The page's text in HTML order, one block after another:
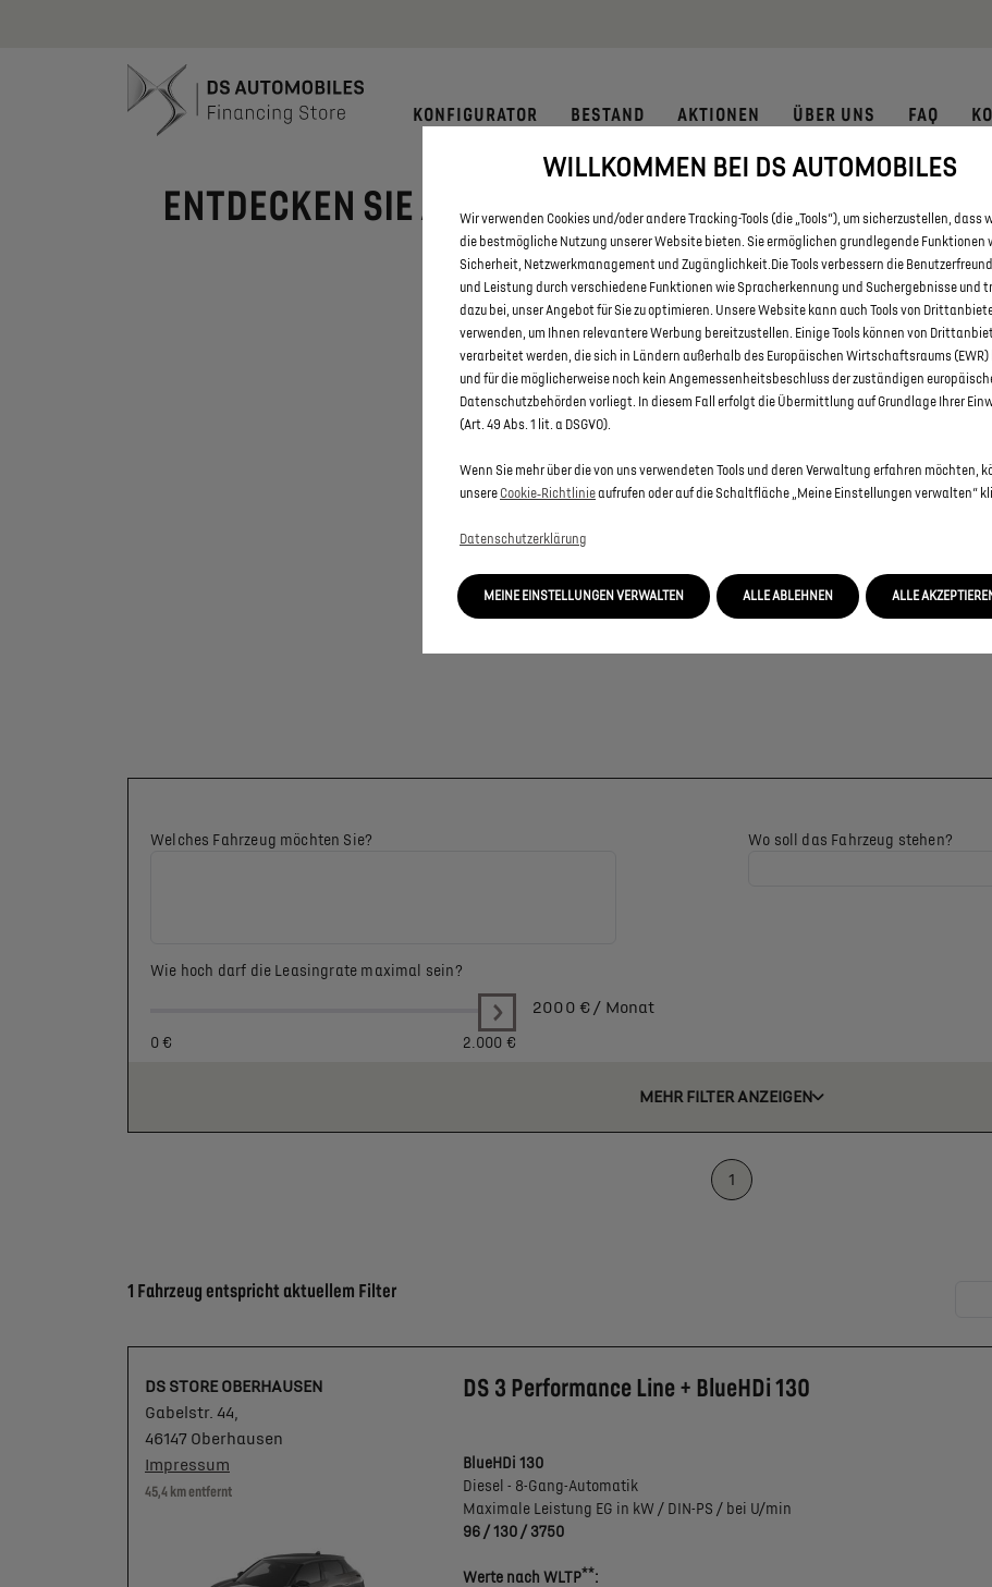
KONFIGURATOR BESTAND AKTIONEN ÜBER UNS FAQ
ENTDECKEN SIE ALLE DS 3 UND DS 3 CROSSBACK
DORTMUND
Welches Fahrzeug möchten Sie? Wo soll das Fahrzeug stehen?
Wie hoch darf die Leasingrate maximal sein?
0 € 2.000 €
2000 € / Monat
MEHR FILTER ANZEIGEN
1
Suchergebnisse
1 Fahrzeug entspricht aktuellem Filter
45,4 km entfernt
DS STORE OBERHAUSEN
Gabelstr. 44,
46147 Oberhausen
Impressum
DS 3 Performance Line + BlueHDi 130
BlueHDi 130
Diesel - 8-Gang-Automatik
Maximale Leistung EG in kW / DIN-PS / bei U/min
96 / 130 / 3750
Werte nach WLTP**:
WILLKOMMEN BEI DS AUTOMOBILES
Wir verwenden Cookies und/oder andere Tracking-Tools (die „Tools“), um sicherzustellen, dass
die bestmögliche Nutzung unserer Website bieten. Sie ermöglichen grundlegende Funktionen
Sicherheit, Netzwerkmanagement und Zugänglichkeit.Die Tools verbessern die
und Leistung durch verschiedene Funktionen wie Spracherkennung und Suchergebnisse und
dazu bei, unser Angebot für Sie zu optimieren. Unsere Website kann auch Tools von
verwenden, um Ihnen relevantere Werbung bereitzustellen. Einige Tools können von
verarbeitet werden, die sich in Ländern außerhalb des Europäischen Wirtschaftsraums (EWR)
und für die möglicherweise noch kein Angemessenheitsbeschluss der zuständigen
Datenschutzbehörden vorliegt. In diesem Fall erfolgt die Übermittlung auf Grundlage Ihrer
(Art. 49 Abs. 1 lit. a DSGVO).
Wenn Sie mehr über die von uns verwendeten Tools und deren Verwaltung erfahren möchten,
unsere Cookie‑Richtlinieaufrufen oder auf die Schaltfläche „Meine Einstellungen verwalten“
Datenschutzerklärung
MEINE EINSTELLUNGEN VERWALTEN ALLE
ALLE ABLEHNEN